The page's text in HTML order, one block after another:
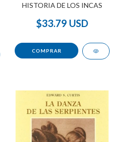
HISTORIA DE LOS INCAS
$33.79 USD